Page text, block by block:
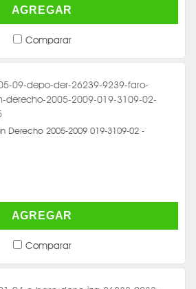
AGREGAR
Comparar
Derecho 2005-2009 019-3109-02 -
AGREGAR
Comparar